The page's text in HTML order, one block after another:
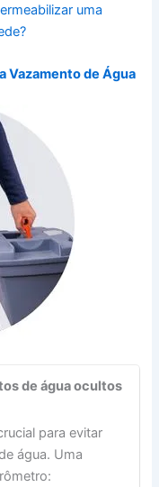
uma
Vazamento de Água
de água ocultos
para evitar
água. Uma